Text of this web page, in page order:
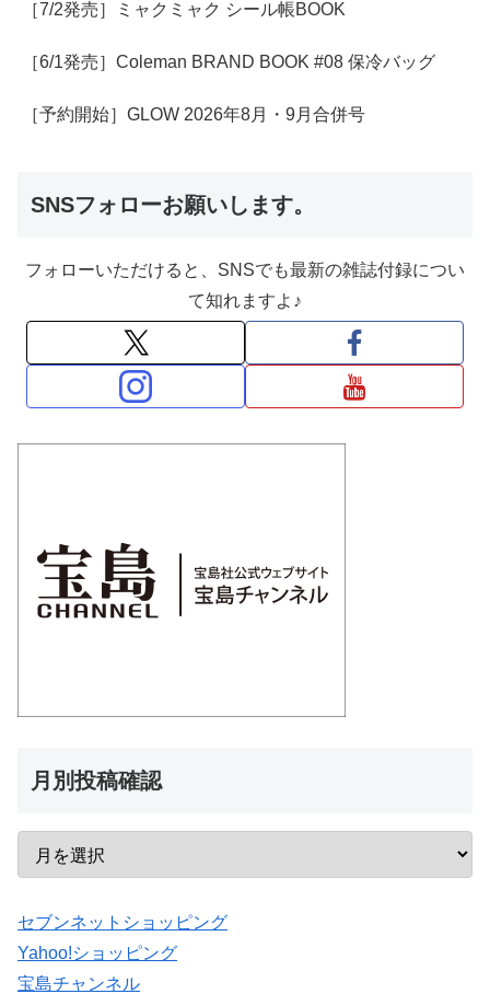
［7/2発売］ミャクミャク シール帳BOOK
［6/1発売］Coleman BRAND BOOK #08 保冷バッグ
［予約開始］GLOW 2026年8月・9月合併号
SNSフォローお願いします。
フォローいただけると、SNSでも最新の雑誌付録につい
て知れますよ♪
月別投稿確認
セブンネットショッピング
Yahoo!ショッピング
宝島チャンネル